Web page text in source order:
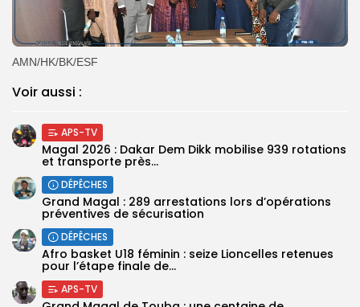
AMN/HK/BK/ESF
Voir aussi :
APS-TV
Magal 2026 : Dakar Dem Dikk mobilise 939 rotations
et transporte près...
DÉPÊCHES
Grand Magal : 289 arrestations lors d’opérations
préventives de sécurisation
DÉPÊCHES
‎Afro basket U18 féminin : seize Lioncelles retenues
pour l’étape finale de...
APS-TV